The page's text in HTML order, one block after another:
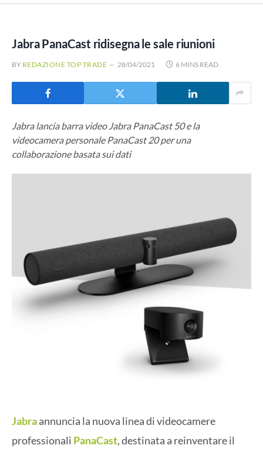
Jabra PanaCast ridisegna le sale riunioni
BY REDAZIONE TOP TRADE 28/04/2021 6 MINS READ
Jabra lancia barra video Jabra PanaCast 50 e la
videocamera personale PanaCast 20 per una
collaborazione basata sui dati
Jabraannuncia la nuova linea di videocamere
professionali PanaCast, destinata a reinventare il